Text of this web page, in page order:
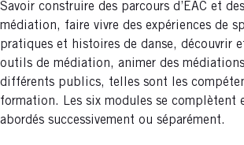
Savoir construire des parcours d’ÉAC et
médiation, faire vivre des expériences de
pratiques et histoires de danse, découvrir
outils de médiation, animer des
différents publics, telles sont les
formation. Les six modules se complètent
abordés successivement ou séparément.